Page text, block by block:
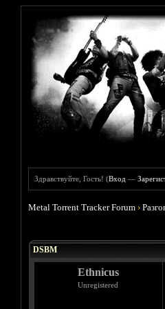
Здравствуйте, Гость! (Вход —
Metal Torrent Tracker Forum ›
DSBM
Ethnicus
Unregistered